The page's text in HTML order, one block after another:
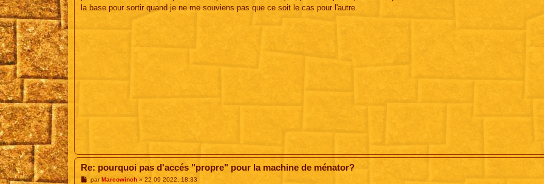
a
la base pour sortir quand je ne me souviens pas que ce soit le cas pour l'autre.
Re: pourquoi pas d'accés "propre" pour la machine de ménator?
Mpar Marcowinch» 22 09 2022, 18:33